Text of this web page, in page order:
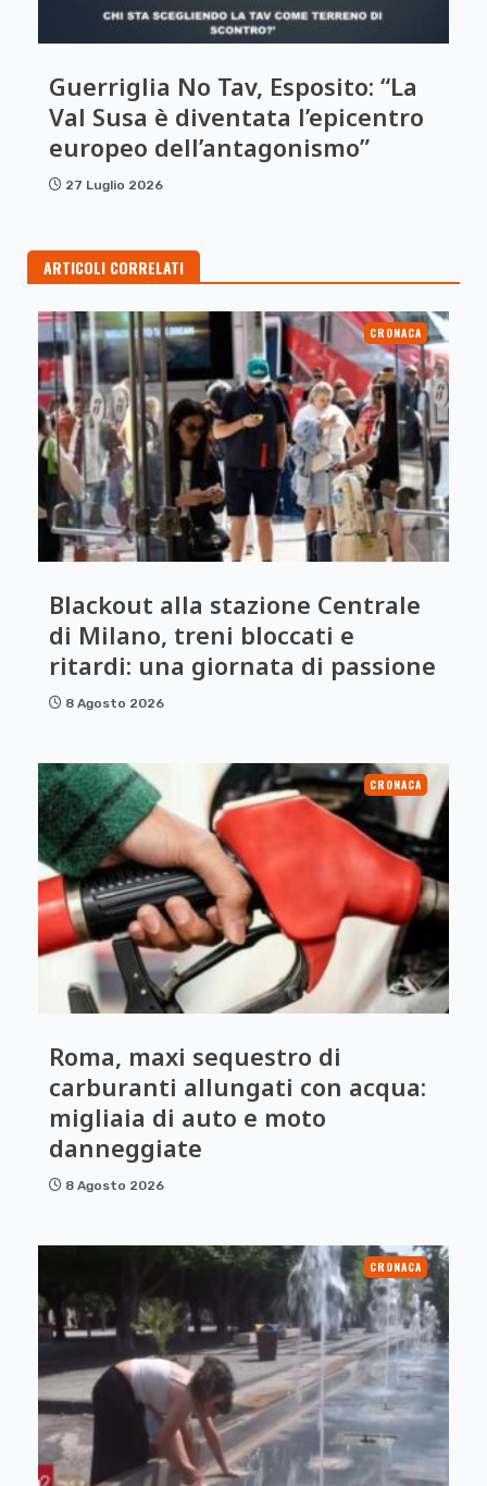
Guerriglia No Tav, Esposito: “La
Val Susa è diventata l’epicentro
europeo dell’antagonismo”
27 Luglio 2026
ARTICOLI CORRELATI
CRONACA
Blackout alla stazione Centrale
di Milano, treni bloccati e
ritardi: una giornata di passione
8 Agosto 2026
CRONACA
Roma, maxi sequestro di
carburanti allungati con acqua:
migliaia di auto e moto
danneggiate
8 Agosto 2026
CRONACA